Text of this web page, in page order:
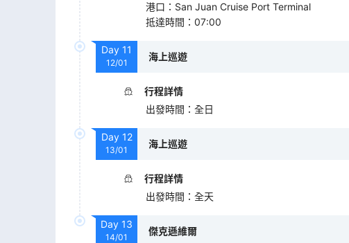
港口 ： San Juan Cruise Port Terminal
抵達時間 ： 07:00
Day 11
12/01
海上巡遊
行程詳情
出發時間 ： 全日
Day 12
13/01
海上巡遊
行程詳情
出發時間 ： 全天
Day 13
14/01
傑克遜維爾